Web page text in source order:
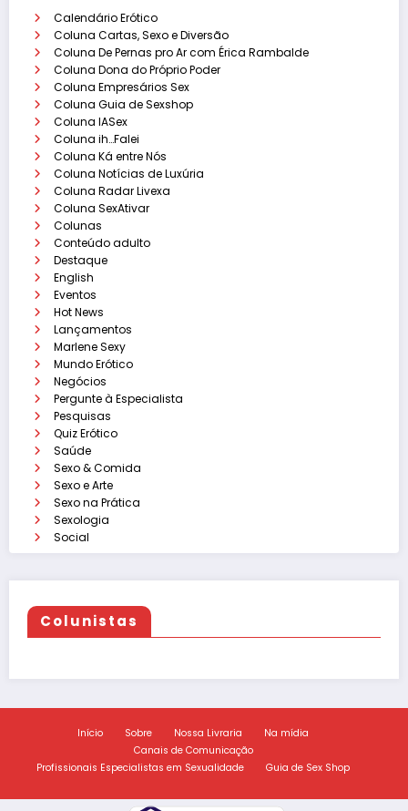
Calendário Erótico
Coluna Cartas, Sexo e Diversão
Coluna De Pernas pro Ar com Érica Rambalde
Coluna Dona do Próprio Poder
Coluna Empresários Sex
Coluna Guia de Sexshop
Coluna IASex
Coluna ih…Falei
Coluna Ká entre Nós
Coluna Notícias de Luxúria
Coluna Radar Livexa
Coluna SexAtivar
Colunas
Conteúdo adulto
Destaque
English
Eventos
Hot News
Lançamentos
Marlene Sexy
Mundo Erótico
Negócios
Pergunte à Especialista
Pesquisas
Quiz Erótico
Saúde
Sexo & Comida
Sexo e Arte
Sexo na Prática
Sexologia
Social
Colunistas
Início Sobre Nossa Livraria
Na mídia
Canais de Comunicação
Profissionais Especialistas em Sexualidade
Guia de Sex Shop